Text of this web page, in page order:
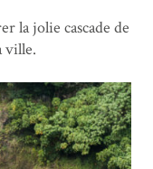
la jolie cascade de
ville.